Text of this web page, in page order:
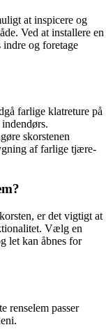
at inspicere og
Ved at installere en
indre og foretage
farlige klatreture på
skorstenen
af farlige tjære-
er det vigtigt at
Vælg en
let kan åbnes for
renselem passer